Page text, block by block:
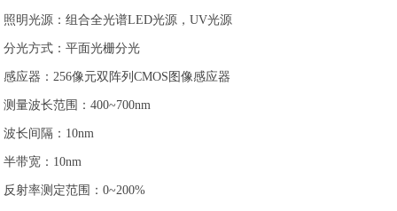
照明光源：组合全光谱LED光源，UV光源
分光方式：平面光栅分光
感应器：256像元双阵列CMOS图像感应器
测量波长范围：400~700nm
波长间隔：10nm
半带宽：10nm
反射率测定范围：0~200%